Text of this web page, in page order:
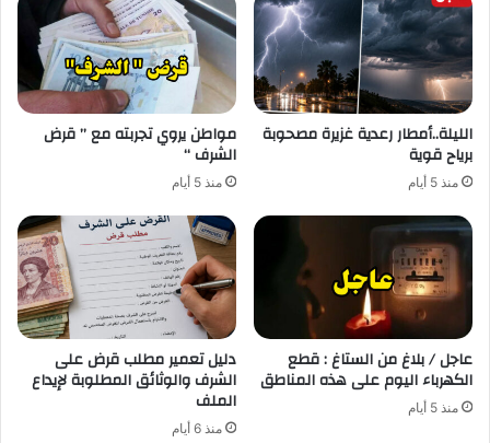
الليلة..أمطار رعدية غزيرة مصحوبة
برياح قوية
منذ 5 أيام
مواطن يروي تجربته مع ” قرض
الشرف “
منذ 5 أيام
عاجل / بلاغ من الستاغ : قطع
الكهرباء اليوم على هذه المناطق
منذ 5 أيام
دليل تعمير مطلب قرض على
الشرف والوثائق المطلوبة لإيداع
الملف
منذ 6 أيام